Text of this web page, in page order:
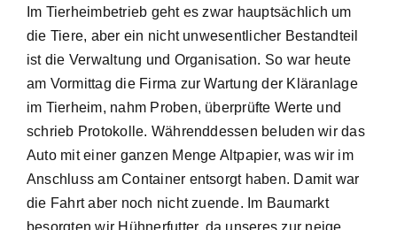
Im Tierheimbetrieb geht es zwar hauptsächlich um
die Tiere, aber ein nicht unwesentlicher Bestandteil
ist die Verwaltung und Organisation. So war heute
am Vormittag die Firma zur Wartung der Kläranlage
im Tierheim, nahm Proben, überprüfte Werte und
schrieb Protokolle. Währenddessen beluden wir das
Auto mit einer ganzen Menge Altpapier, was wir im
Anschluss am Container entsorgt haben. Damit war
die Fahrt aber noch nicht zuende. Im Baumarkt
besorgten wir Hühnerfutter, da unseres zur neige